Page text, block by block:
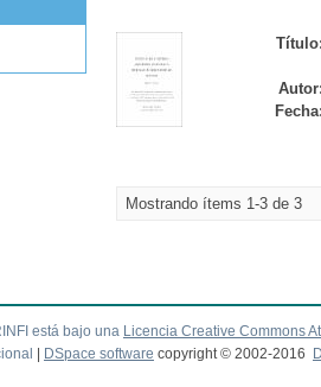
Mostrando ítems 1-3 de 3
está bajo una Licencia Creative Commons
DSpace software copyright © 2002-2016